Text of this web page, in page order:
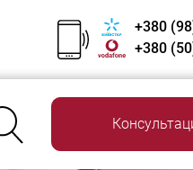
+380
+380